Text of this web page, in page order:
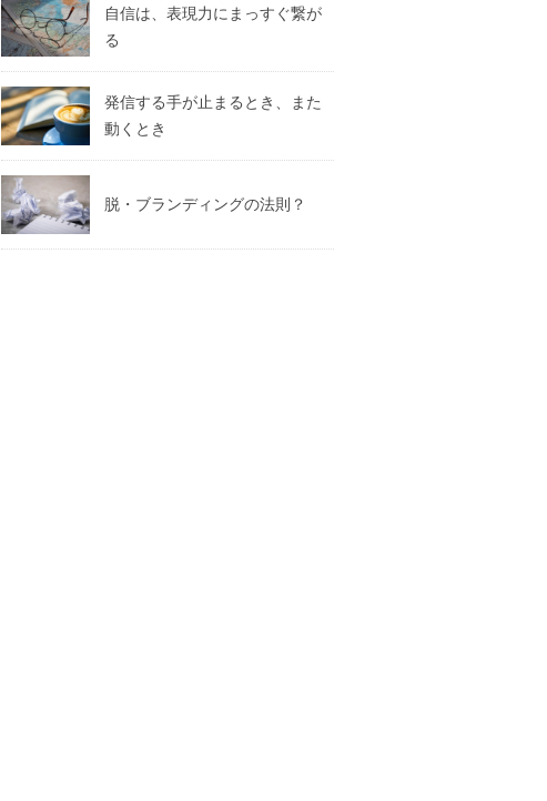
自信は、表現力にまっすぐ繋が
る
発信する手が止まるとき、また
動くとき
脱・ブランディングの法則？